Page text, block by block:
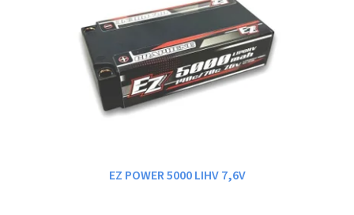
EZ POWER 5000 LIHV 7,6V